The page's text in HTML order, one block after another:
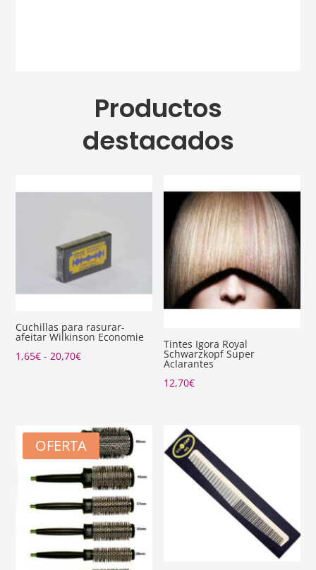
Productos
destacados
Cuchillas para rasurar-
afeitar Wilkinson Economie
1,65€ - 20,70€Rango
1,65€
hasta
20,70€
Tintes Igora Royal
Schwarzkopf Super
Aclarantes
12,70€
OFERTA